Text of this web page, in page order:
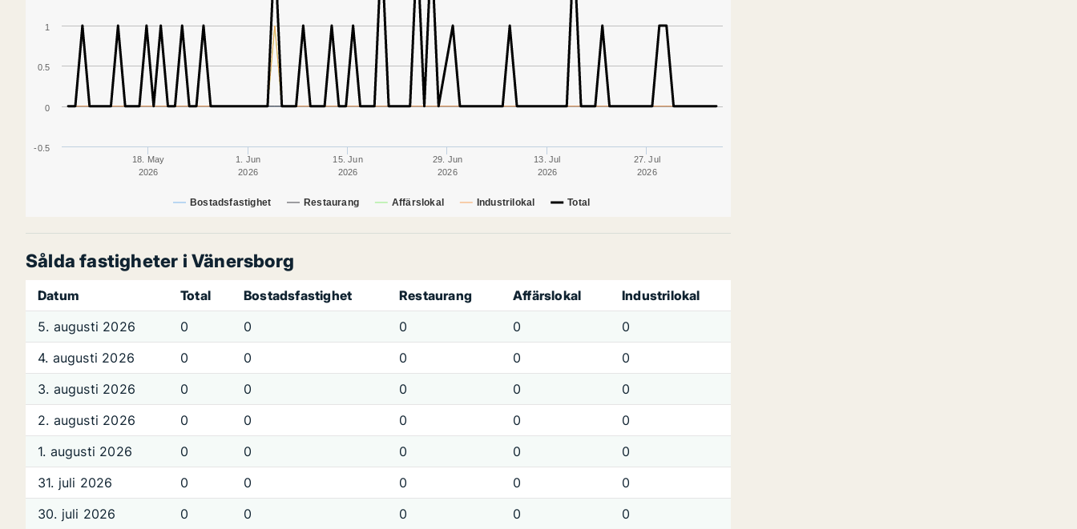
Bostadsfastighet Restaurang Affärslokal Industrilokal Total
18. May
2026
1. Jun
2026
15. Jun
2026
29. Jun
2026
13. Jul
2026
27. Jul
2026
-0.5
0
0.5
1
Sålda fastigheter i Vänersborg
Datum Total Bostadsfastighet Restaurang Affärslokal
Industrilokal
5. augusti 2026
0 0 0 0
0
4. augusti 2026
0 0 0 0
0
3. augusti 2026
0 0 0 0
0
2. augusti 2026
0 0 0 0
0
1. augusti 2026
0 0 0 0
0
31. juli 2026
0 0 0 0
0
30. juli 2026
0 0 0 0
0